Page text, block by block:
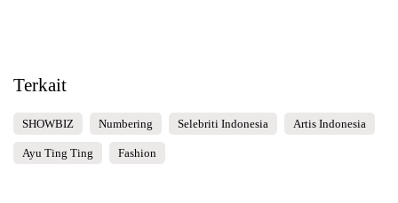
Terkait
SHOWBIZ Numbering Selebriti Indonesia Artis Indonesia
Ayu Ting Ting Fashion